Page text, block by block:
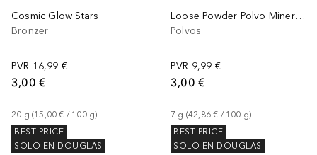
Cosmic Glow Stars
Bronzer
PVR 16,99 €
3,00 €
20 g (15,00 € / 100 g)
BEST PRICE
SOLO EN DOUGLAS
Loose Powder Polvo Mineral Suelto
Polvos
PVR 9,99 €
3,00 €
7 g (42,86 € / 100 g)
BEST PRICE
SOLO EN DOUGLAS
+2